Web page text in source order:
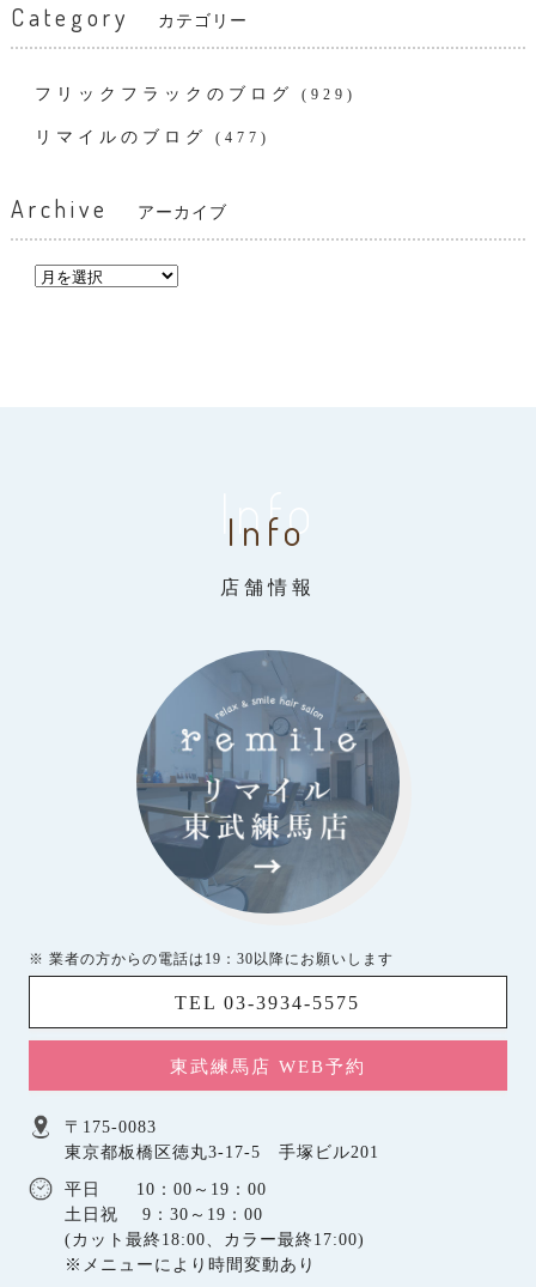
Category カテゴリー
フリックフラックのブログ (929)
リマイルのブログ (477)
Archive アーカイブ
Info
Info
店舗情報
※ 業者の方からの電話は19：30以降にお願いします
TEL 03-3934-5575
東武練馬店 WEB予約
〒175-0083
東京都板橋区徳丸3-17-5 手塚ビル201
平日 10：00～19：00
土日祝 9：30～19：00
(カット最終18:00、カラー最終17:00)
※メニューにより時間変動あり